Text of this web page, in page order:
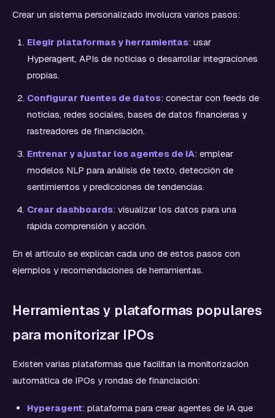
Crear un sistema personalizado involucra varios pasos:
Elegir plataformas y herramientas: usar
Hyperagent, APIs de noticias o desarrollar integraciones
propias.
Configurar fuentes de datos: conectar con feeds de
noticias, redes sociales, bases de datos financieras y
rastreadores de financiación.
Entrenar y ajustar los agentes de IA: emplear
modelos NLP para análisis de texto, detección de
sentimientos y predicciones de tendencias.
Crear dashboards: visualizar los datos para una
rápida comprensión y acción.
En el artículo se explican cada uno de estos pasos con
ejemplos y recomendaciones de herramientas.
Herramientas y plataformas populares
para monitorizar IPOs
Existen varias plataformas que facilitan la monitorización
automática de IPOs y rondas de financiación:
Hyperagent: plataforma para crear agentes de IA que